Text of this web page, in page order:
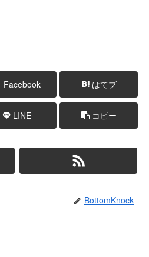
Facebook はてブ
LINE コピー
BottomKnock